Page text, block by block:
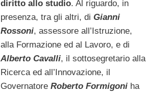
diritto allo studio. Al riguardo, in
presenza, tra gli altri, di Gianni
Rossoni, assessore all’Istruzione,
alla Formazione ed al Lavoro, e di
Alberto Cavalli, il sottosegretario alla
Ricerca ed all’Innovazione, il
Governatore Roberto Formigoniha